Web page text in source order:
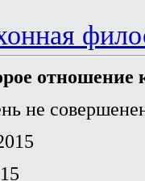
отношение
не